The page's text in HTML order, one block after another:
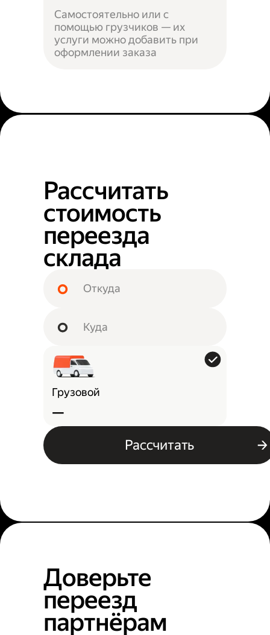
Самостоятельно или с
помощью грузчиков — их
услуги можно добавить при
оформлении заказа
Рассчитать
стоимость
переезда
склада
Грузовой
—
Рассчитать
Доверьте
переезд
партнёрам